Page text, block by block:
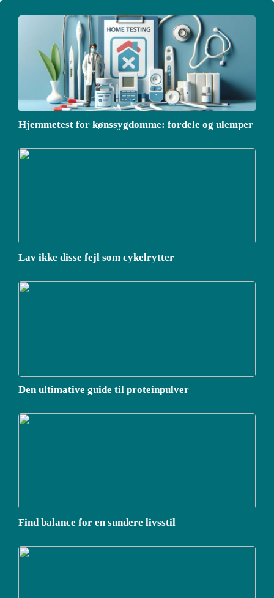
Hjemmetest for kønssygdomme: fordele og ulemper
Lav ikke disse fejl som cykelrytter
Den ultimative guide til proteinpulver
Find balance for en sundere livsstil